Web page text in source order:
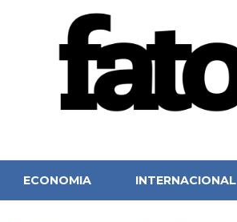
ECONOMIA INTERNACIONAL